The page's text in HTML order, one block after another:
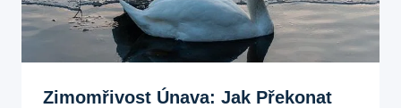
Zimomřivost Únava: Jak Překonat